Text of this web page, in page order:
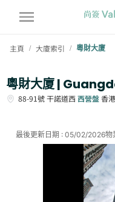
主頁 / 大廈索引 / 粵財大廈
粵財大廈 |
88-91號干諾道西西營盤香港
物
最後更新日期 : 05/02/2026